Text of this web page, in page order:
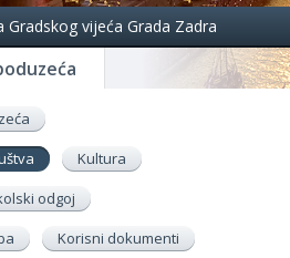
Gradskog vijeća Grada Zadra
Kultura
odgoj
Korisni dokumenti